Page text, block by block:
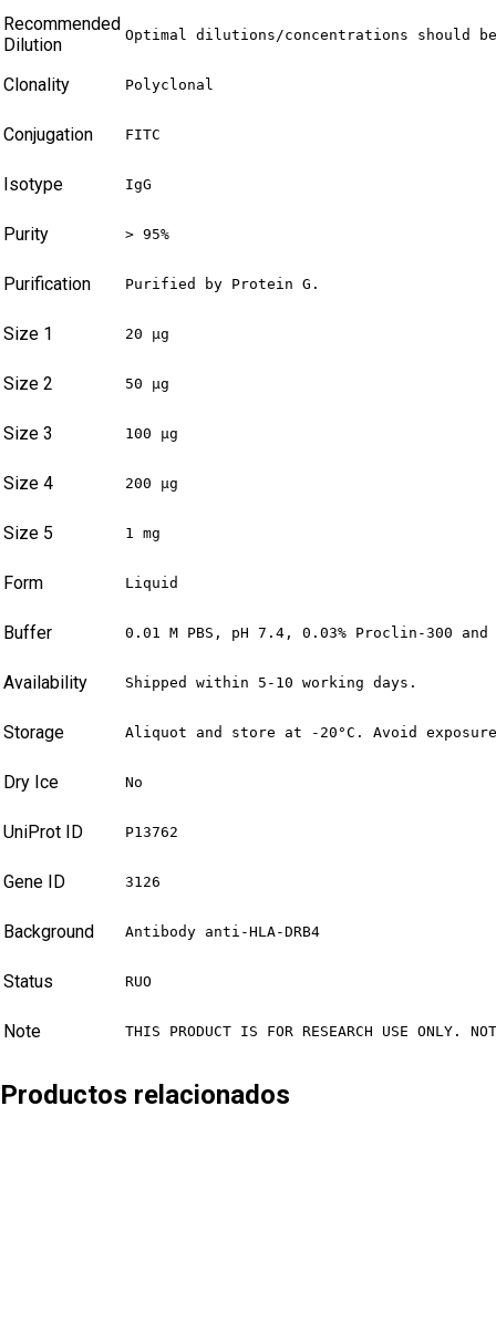
Recommended
Dilution
Optimal dilutions/concentrations should
Clonality Polyclonal
Conjugation FITC
Isotype IgG
Purity > 95%
Purification Purified by Protein G.
Size 1 20 µg
Size 2 50 µg
Size 3 100 µg
Size 4 200 µg
Size 5 1 mg
Form Liquid
Buffer 0.01 M PBS, pH 7.4, 0.03% Proclin-300 and
Availability Shipped within 5-10 working days.
Storage Aliquot and store at -20°C. Avoid
Dry Ice No
UniProt ID P13762
Gene ID 3126
Background Antibody anti-HLA-DRB4
Status RUO
Note THIS PRODUCT IS FOR RESEARCH USE ONLY.
Productos relacionados